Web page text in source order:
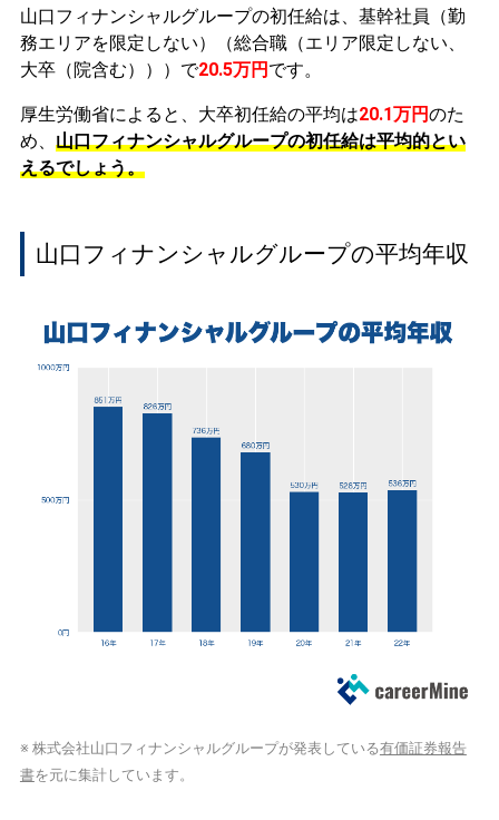
山口フィナンシャルグループの初任給は、基幹社員（勤
務エリアを限定しない）（総合職（エリア限定しない、
大卒（院含む）））で20.5万円 です。
厚生労働省によると、大卒初任給の平均は20.1万円のた
め、 山口フィナンシャルグループの初任給は平均的とい
えるでしょう。
山口フィナンシャルグループの平均年収
※ 株式会社山口フィナンシャルグループが発表している有価証券報告
書を元に集計しています。